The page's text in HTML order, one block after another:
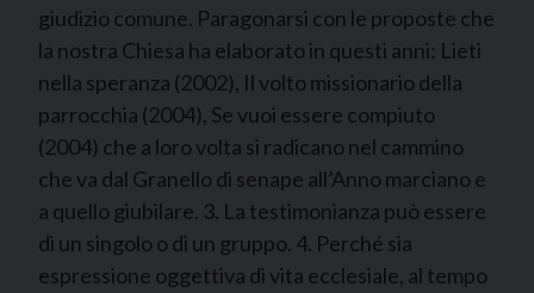
giudizio comune. Paragonarsi con le proposte che
la nostra Chiesa ha elaborato in questi anni: Lieti
nella speranza (2002), Il volto missionario della
parrocchia (2004), Se vuoi essere compiuto
(2004) che a loro volta si radicano nel cammino
che va dal Granello di senape all’Anno marciano e
a quello giubilare. 3. La testimonianza può essere
di un singolo o di un gruppo. 4. Perché sia
espressione oggettiva di vita ecclesiale, al tempo